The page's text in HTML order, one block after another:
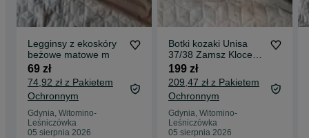
Legginsy z ekoskóry
beżowe matowe m
69 zł
74,92 zł z Pakietem
Ochronnym
Gdynia, Witomino-
Leśniczówka
05 sierpnia 2026
Botki kozaki Unisa
37/38 Zamsz Klocek
koturna wiązane
199 zł
209,47 zł z Pakietem
Ochronnym
Gdynia, Witomino-
Leśniczówka
05 sierpnia 2026